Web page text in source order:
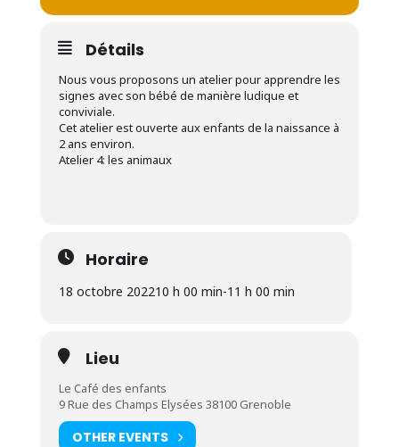
Détails
Nous vous proposons un atelier pour apprendre les
signes avec son bébé de manière ludique et
conviviale.
Cet atelier est ouverte aux enfants de la naissance à
2 ans environ.
Atelier 4: les animaux
Horaire
18 octobre 202210 h 00 min-11 h 00 min
Lieu
Le Café des enfants
9 Rue des Champs Elysées 38100 Grenoble
OTHER EVENTS